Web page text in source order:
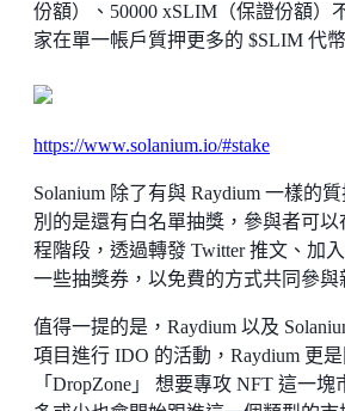
份額）、50000 xSLIM（保證份額）
家在單一帳戶質押更多的 $SLIM 代幣
https://www.solanium.io/#stake
Solanium 除了有與 Raydium 一樣的
別的是還有白名單抽獎，參與者可
程階段，透過轉發 Twitter 推文、加
一些抽獎券，以免費的方式共同參與
值得一提的是，Raydium 以及
項目進行 IDO 的活動，Raydium 更
「DropZone」 想要專攻 NFT 這一